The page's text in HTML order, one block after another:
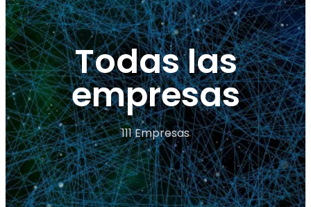
Todas las
empresas
111 Empresas